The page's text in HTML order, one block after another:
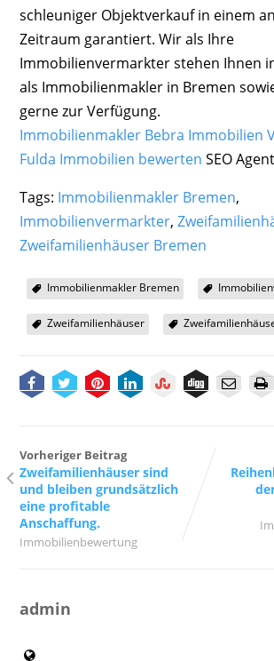
schleuniger Objektverkauf in einem
Zeitraum garantiert. Wir als Ihre
Immobilienvermarkter stehen Ihnen
als Immobilienmakler in Bremen
gerne zur Verfügung.
Immobilienmakler Bebra Immobilien
Fulda Immobilien bewerten SEO
Tags: Immobilienmakler Bremen,
Immobilienvermarkter,
Zweifamilienhäuser Bremen
Immobilienmakler Bremen
Zweifamilienhäuser
Vorheriger Beitrag
Zweifamilienhäuser sind
und bleiben grundsätzlich
eine profitable
Anschaffung.
Immobilienbewertung
admin